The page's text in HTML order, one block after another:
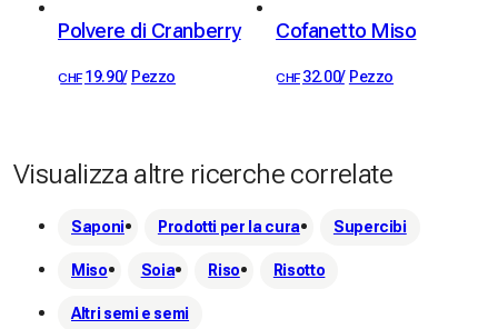
Polvere di Cranberry
CHF 19.90/ Pezzo
Cofanetto Miso
CHF 32.00/ Pezzo
Visualizza altre ricerche correlate
Saponi Prodotti per la cura Supercibi
Miso Soia Riso Risotto
Altri semi e semi